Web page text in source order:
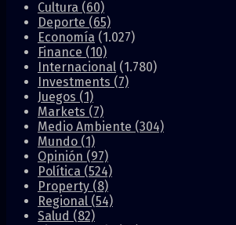
Cultura (60)
Deporte (65)
Economía (1.027)
Finance (10)
Internacional (1.780)
Investments (7)
Juegos (1)
Markets (7)
Medio Ambiente (304)
Mundo (1)
Opinión (97)
Política (524)
Property (8)
Regional (54)
Salud (82)